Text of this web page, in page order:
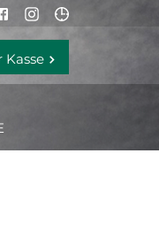
Kasse